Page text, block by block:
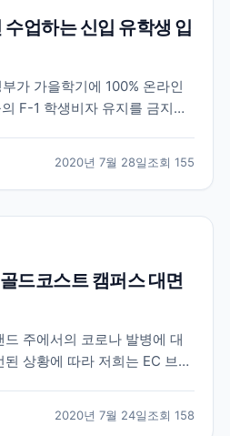
업하는 신입 유학생 입
가 가을학기에 100% 온라인
F-1 학생비자 유지를 금지한
가을학기에 모든 강의를 온라
등록하려는 “ 신입 국...
2020년 7월 28일조회 155
드코스트 캠퍼스 대면
주에서의 코로나 발병에 대
상황에 따라 저희는 EC 브리
일) 캠퍼스 내에서 대면수업
2020년 7월 24일조회 158